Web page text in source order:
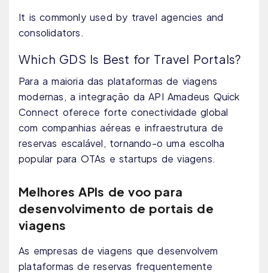
It is commonly used by travel agencies and
consolidators.
Which GDS Is Best for Travel Portals?
Para a maioria das plataformas de viagens
modernas, a integração da API Amadeus Quick
Connect oferece forte conectividade global
com companhias aéreas e infraestrutura de
reservas escalável, tornando-o uma escolha
popular para OTAs e startups de viagens.
Melhores APIs de voo para
desenvolvimento de portais de
viagens
As empresas de viagens que desenvolvem
plataformas de reservas frequentemente